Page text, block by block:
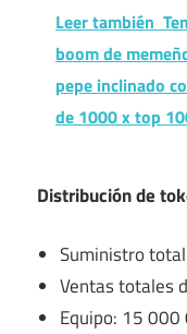
Leer también
boom de
pepe inclinado
de 1000 x top
Distribución de
Suministro
Ventas totales
Equipo: 15 000